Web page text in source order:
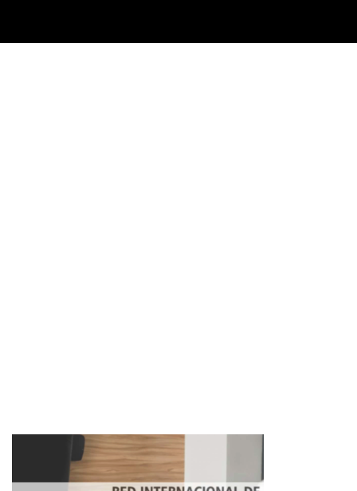
Imagen de portada